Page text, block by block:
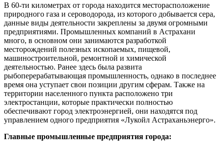
В 60-ти километрах от города находится месторасположение
природного газа и сероводорода, из которого добывается сера,
данные виды деятельности закреплены за двумя огромными
предприятиями. Промышленных компаний в Астрахани
много, в основном они занимаются разработкой
месторождений полезных ископаемых, пищевой,
машиностроительной, ремонтной и химической
деятельностью. Ранее здесь была развита
рыбоперерабатывающая промышленность, однако в последнее
время она уступает свои позиции другим сферам. Также на
территории населенного пункта расположено три
электростанции, которые практически полностью
обеспечивают город электроэнергией, они находятся под
управлением одного предприятия «Лукойл Астраханьэнерго».
Главные промышленные предприятия города: